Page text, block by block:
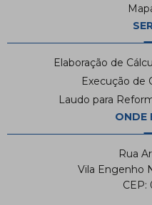
Elaboração de
Execução de
Laudo para
ONDE
Rua
Vila Engenho
CEP: